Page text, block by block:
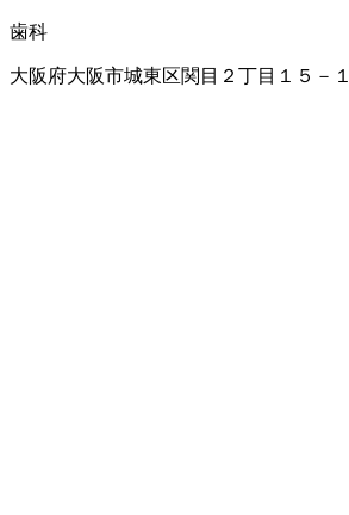
歯科
大阪府大阪市城東区関目２丁目１５－１